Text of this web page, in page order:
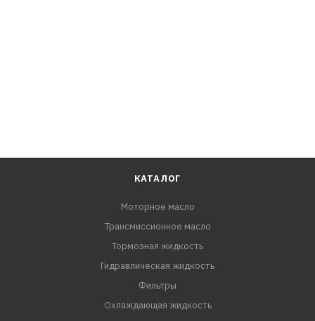
КАТАЛОГ
Моторное масло
Трансмиссионное масло
Тормозная жидкость
Гидравлическая жидкость
Фильтры
Охлаждающая жидкость